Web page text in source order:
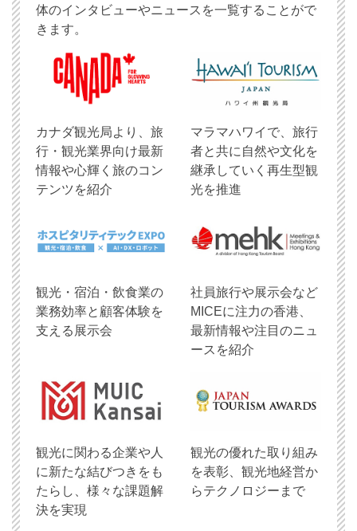
体のインタビューやニュースを一覧することがで
きます。
​カナダ観光局より、旅
行・観光業界向け最新
情報や心輝く旅のコン
テンツを紹介
マラマハワイで、旅行
者と共に自然や文化を
継承していく再生型観
光を推進
観光・宿泊・飲食業の
業務効率と顧客体験を
支える展示会
社員旅行や展示会など
MICEに注力の香港、
最新情報や注目のニュ
ースを紹介
観光に関わる企業や人
に新たな結びつきをも
たらし、様々な課題解
決を実現
観光の優れた取り組み
を表彰、観光地経営か
らテクノロジーまで